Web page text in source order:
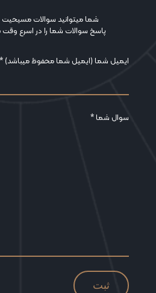
شما میتوانید سوالات مسیحیت
پاسخ سوالات شما را در اسرع وقت
ایمیل شما (ایمیل شما محفوظ میباشد) *
سوال شما *